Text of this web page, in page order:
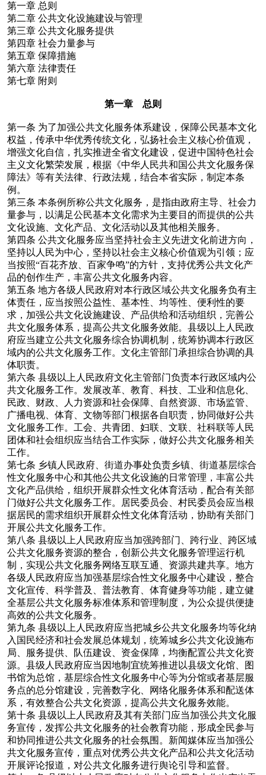
第一章 总则
第二章 公共文化设施建设与管理
第三章 公共文化服务提供
第四章 社会力量参与
第五章 保障措施
第六章 法律责任
第七章 附则
第一章 总则
第一条 为了加强公共文化服务体系建设，保障公民基本文化
权益，传承中华优秀传统文化，弘扬社会主义核心价值观，
增强文化自信，扎实推进全省文化建设，促进中国特色社会
主义文化繁荣发展，根据《中华人民共和国公共文化服务保
障法》等有关法律、行政法规，结合本省实际，制定本条
例。
第三条 本条例所称公共文化服务，是指由政府主导、社会力
量参与，以满足公民基本文化需求为主要目的而提供的公共
文化设施、文化产品、文化活动以及其他相关服务。
第四条 公共文化服务应当坚持社会主义先进文化前进方向，
坚持以人民为中心，坚持以社会主义核心价值观为引领；应
当按照“百花齐放、百家争鸣”的方针，支持优秀公共文化产
品的创作生产，丰富公共文化服务内容。
第五条 地方各级人民政府对本行政区域公共文化服务负有主
体责任，应当按照公益性、基本性、均等性、便利性的要
求，加强公共文化设施建设、产品供给和活动组织，完善公
共文化服务体系，提高公共文化服务效能。县级以上人民政
府应当建立公共文化服务综合协调机制，统筹协调本行政区
域内的公共文化服务工作。文化主管部门承担综合协调的具
体职责。
第六条 县级以上人民政府文化主管部门负责本行政区域内公
共文化服务工作。发展改革、教育、科技、工业和信息化、
民政、财政、人力资源和社会保障、自然资源、市场监管、
广播电视、体育、文物等部门根据各自职责，协同做好公共
文化服务工作。工会、共青团、妇联、文联、社科联等人民
团体和社会组织应当结合工作实际，做好公共文化服务相关
工作。
第七条 乡镇人民政府、街道办事处负责乡镇、街道基层综合
性文化服务中心和其他公共文化设施的日常管理，丰富公共
文化产品供给，组织开展群众性文化体育活动，配合有关部
门做好公共文化服务工作。居民委员会、村民委员会应当根
据居民的需求组织开展群众性文化体育活动，协助有关部门
开展公共文化服务工作。
第八条 县级以上人民政府应当加强跨部门、跨行业、跨区域
公共文化服务资源的整合，创新公共文化服务管理运行机
制，实现公共文化服务网络互联互通、资源共建共享。地方
各级人民政府应当加强基层综合性文化服务中心建设，整合
文化宣传、科学普及、普法教育、体育健身等功能，建立健
全基层公共文化服务标准体系和管理制度，为公众提供便捷
高效的公共文化服务。
第九条 县级以上人民政府应当把城乡公共文化服务均等化纳
入国民经济和社会发展总体规划，统筹城乡公共文化设施布
局、服务提供、队伍建设、资金保障，均衡配置公共文化资
源。县级人民政府应当因地制宜统筹推进以县级文化馆、图
书馆为总馆，基层综合性文化服务中心等为分馆或者基层服
务点的总分馆建设，完善数字化、网络化服务体系和配送体
系，有效整合公共文化资源，提高公共文化服务效能。
第十条 县级以上人民政府及其有关部门应当加强公共文化服
务宣传，发挥公共文化服务的社会教育功能，形成全民参与
和协同推进公共文化服务的社会氛围。新闻媒体应当加强公
共文化服务宣传，重点对优秀公共文化产品和公共文化活动
开展评论报道，对公共文化服务进行舆论引导和监督。